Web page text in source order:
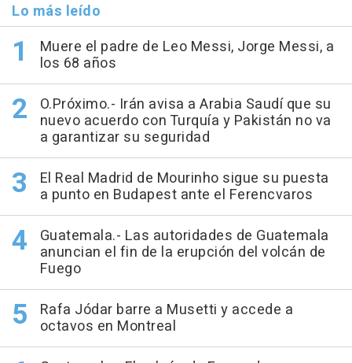
Lo más leído
Muere el padre de Leo Messi, Jorge Messi, a
los 68 años
O.Próximo.- Irán avisa a Arabia Saudí que su
nuevo acuerdo con Turquía y Pakistán no va
a garantizar su seguridad
El Real Madrid de Mourinho sigue su puesta
a punto en Budapest ante el Ferencvaros
Guatemala.- Las autoridades de Guatemala
anuncian el fin de la erupción del volcán de
Fuego
Rafa Jódar barre a Musetti y accede a
octavos en Montreal